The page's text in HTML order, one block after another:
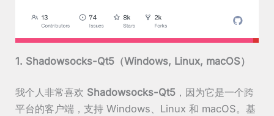
1. Shadowsocks-Qt5（Windows, Linux, macOS）
我个人非常喜欢 Shadowsocks-Qt5 ，因为它是一个跨
平台的客户端，支持 Windows、Linux 和 macOS。基